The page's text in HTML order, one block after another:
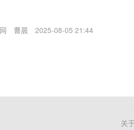
曹晨 2025-08-05 21:44
关